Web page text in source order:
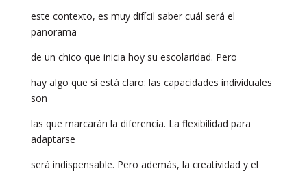
este contexto, es muy difícil saber cuál será el
panorama
de un chico que inicia hoy su escolaridad. Pero
hay algo que sí está claro: las capacidades individuales
son
las que marcarán la diferencia. La flexibilidad para
adaptarse
será indispensable. Pero además, la creatividad y el